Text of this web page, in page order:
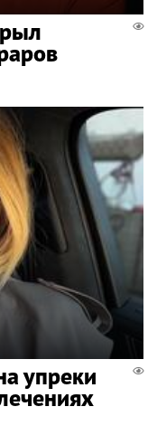
упреки